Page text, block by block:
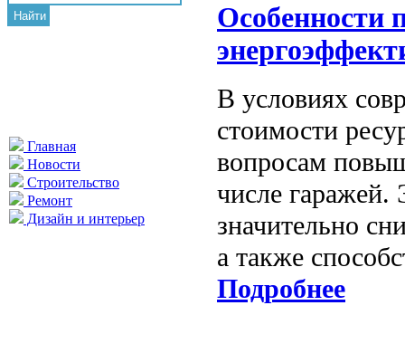
Найти
Главная
Новости
Строительство
Ремонт
Дизайн и интерьер
Особенности
В условиях
стоимости
вопросам
числе гаражей.
значительно
а также
Подробнее